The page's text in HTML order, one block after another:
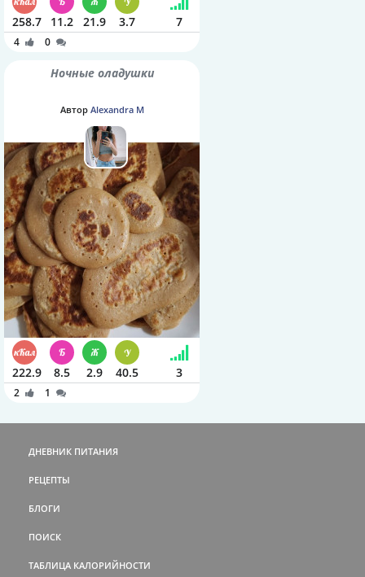
258.7 11.2 21.9 3.7 7
4 0
Ночные оладушки
Автор Alexandra M
222.9 8.5 2.9 40.5 3
2 1
ДНЕВНИК ПИТАНИЯ
РЕЦЕПТЫ
БЛОГИ
ПОИСК
ТАБЛИЦА КАЛОРИЙНОСТИ